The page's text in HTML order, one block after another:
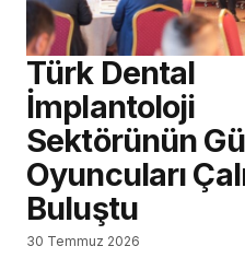
Türk Dental
İmplantoloji
Sektörünün
Oyuncuları
Buluştu
30 Temmuz 2026